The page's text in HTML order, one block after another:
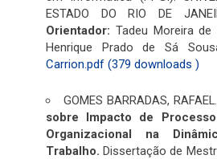
ESTADO DO RIO DE
Orientador: Tadeu Moreira de
Henrique Prado de Sá
Carrion.pdf (379 downloads )
GOMES BARRADAS, RAFAEL.
sobre Impacto de
Organizacional na
Trabalho.Dissertação de